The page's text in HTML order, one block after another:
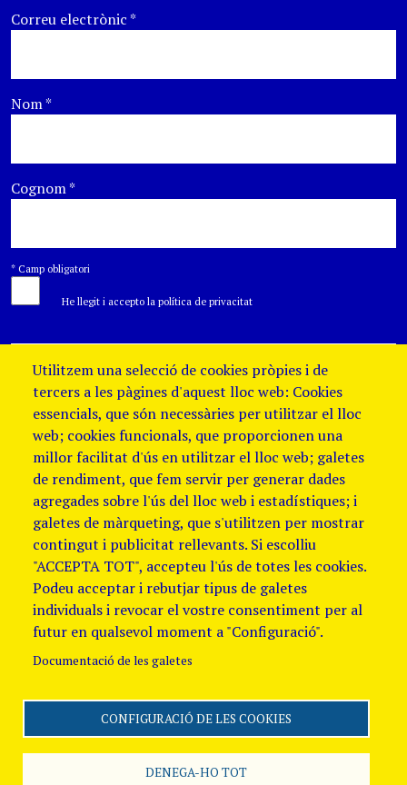
Correu electrònic*
Nom*
Cognom*
* Camp obligatori
He llegit i accepto la política de privacitat
Utilitzem una selecció de cookies pròpies i de
tercers a les pàgines d'aquest lloc web: Cookies
essencials, que són necessàries per utilitzar el lloc
web; cookies funcionals, que proporcionen una
millor facilitat d'ús en utilitzar el lloc web; galetes
de rendiment, que fem servir per generar dades
agregades sobre l'ús del lloc web i estadístiques; i
galetes de màrqueting, que s'utilitzen per mostrar
contingut i publicitat rellevants. Si escolliu
"ACCEPTA TOT", accepteu l'ús de totes les cookies.
Podeu acceptar i rebutjar tipus de galetes
individuals i revocar el vostre consentiment per al
futur en qualsevol moment a "Configuració".
Documentació de les galetes
CONFIGURACIÓ DE LES COOKIES
DENEGA-HO TOT
Política de